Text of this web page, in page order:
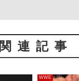
関連記事
WWE